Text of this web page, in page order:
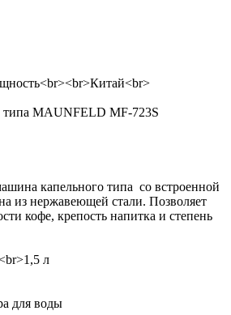
типа MAUNFELD MF-723S
капельного типа со встроенной
из нержавеющей стали. Позволяет
кофе, крепость напитка и степень
л
для воды